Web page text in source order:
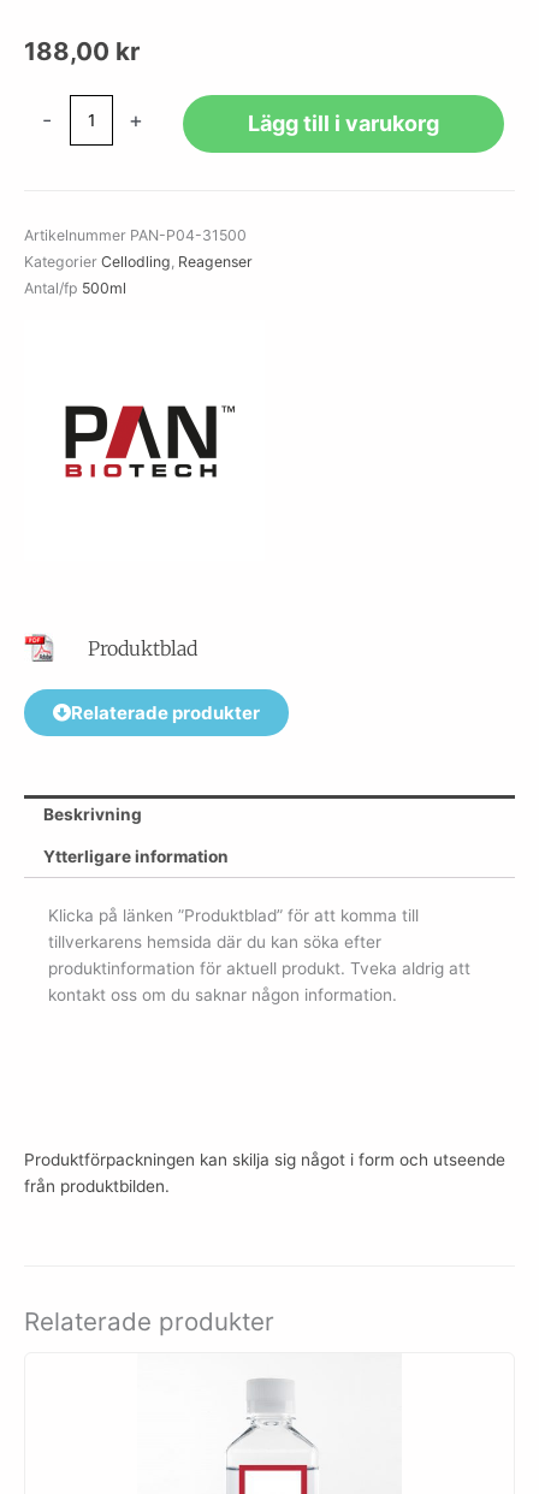
188,00 kr
-
w:
2.2
g/L
+ Lägg till i varukorg
Artikelnummer PAN-P04-31500
Kategorier Cellodling, Reagenser
Antal/fp 500ml
Produktblad
Relaterade produkter
Beskrivning
Ytterligare information
Klicka på länken ”Produktblad” för att komma till
tillverkarens hemsida där du kan söka efter
produktinformation för aktuell produkt. Tveka aldrig att
kontakt oss om du saknar någon information.
Produktförpackningen kan skilja sig något i form och utseende
från produktbilden.
Relaterade produkter